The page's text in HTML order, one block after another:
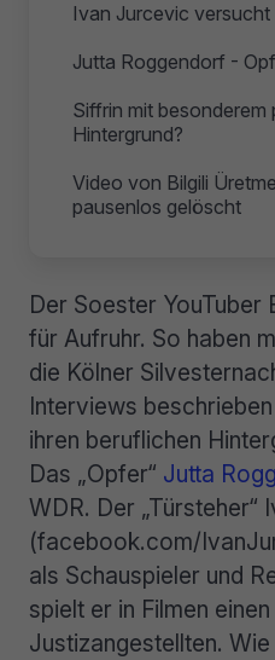
Ivan Jurcevic
Jutta Roggendorf -
Siffrin mit besonderem
Hintergrund?
Video von Bilgili
pausenlos gelöscht
Der Soester YouTuber
für Aufruhr. So haben
die Kölner
Interviews
ihren beruflichen
Das „Opfer“ Jutta
WDR. Der „Türsteher“
(facebook.com/
als Schauspieler und
spielt er in Filmen
Justizangestellten.